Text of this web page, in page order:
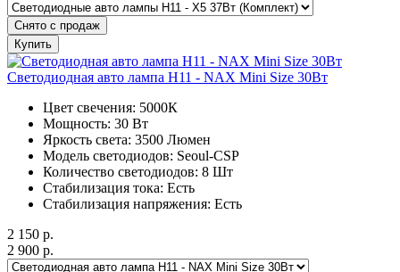
Снято с продаж
Купить
Светодиодная авто лампа H11 - NAX Mini Size 30Вт
Цвет свечения: 5000К
Мощность: 30 Вт
Яркость света: 3500 Люмен
Модель светодиодов: Seoul-CSP
Количество светодиодов: 8 Шт
Стабилизация тока: Есть
Стабилизация напряжения: Есть
2 150 р.
2 900 р.